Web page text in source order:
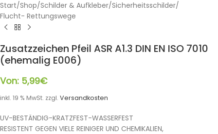
Start/Shop/Schilder & Aufkleber/Sicherheitsschilder/
Flucht- Rettungswege
Zusatzzeichen Pfeil ASR A1.3 DIN EN ISO 7010
(ehemalig E006)
Von: 5,99€
inkl. 19 % MwSt. zzgl. Versandkosten
UV-BESTÄNDIG-KRATZFEST-WASSERFEST
RESISTENT GEGEN VIELE REINIGER UND CHEMIKALIEN,